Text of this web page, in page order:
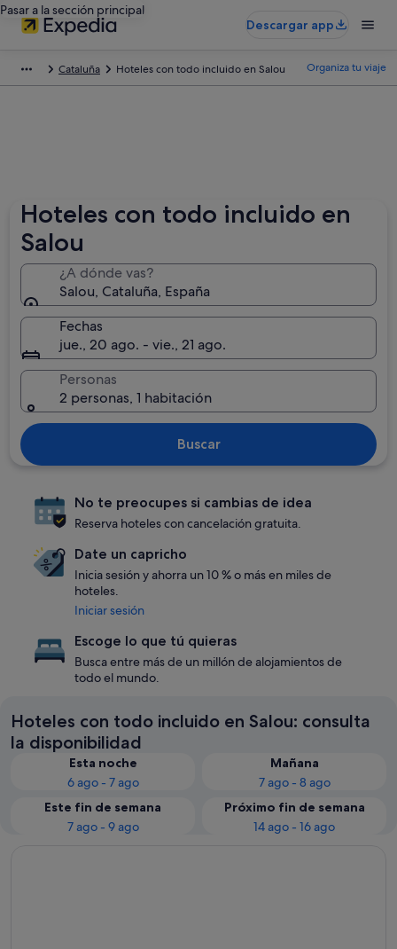
Pasar a la sección principal
Descargar app
Cataluña Hoteles con todo incluido en Salou Organiza tu viaje
Hoteles con todo incluido en
Salou
¿A dónde vas?
Salou, Cataluña, España
Fechas
jue., 20 ago. - vie., 21 ago.
Personas
2 personas, 1 habitación
Buscar
No te preocupes si cambias de idea
Reserva hoteles con cancelación gratuita.
Date un capricho
Inicia sesión y ahorra un 10 % o más en miles de
hoteles.
Iniciar sesión
Escoge lo que tú quieras
Busca entre más de un millón de alojamientos de
todo el mundo.
Hoteles con todo incluido en Salou: consulta
la disponibilidad
Esta noche
6 ago - 7 ago
Mañana
7 ago - 8 ago
Este fin de semana
7 ago - 9 ago
Próximo fin de semana
14 ago - 16 ago